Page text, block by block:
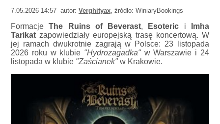
7.05.2026 14:57 autor:Verghityax, źródło: WiniaryBookings
FormacjeThe Ruins of Beverast, Esoteric i
Imha
Tarikat zapowiedziały europejską trasę koncertową. W
jej ramach dwukrotnie zagrają w Polsce: 23 listopada
2026 roku w klubie "Hydrozagadka" w Warszawie i 24
listopada w klubie "Zaścianek"w Krakowie.